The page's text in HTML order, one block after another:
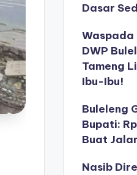
Dasar
Waspada
DWP
Tameng
Ibu-Ibu!
Buleleng
Bupati:
Buat
Nasib